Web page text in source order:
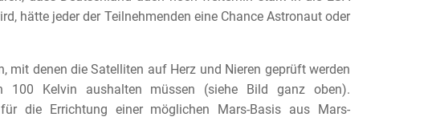
hätte jeder der Teilnehmenden eine Chance Astronaut oder
mit denen die Satelliten auf Herz und Nieren geprüft werden
100 Kelvin aushalten müssen (siehe Bild ganz oben).
die Errichtung einer möglichen Mars-Basis aus Mars-